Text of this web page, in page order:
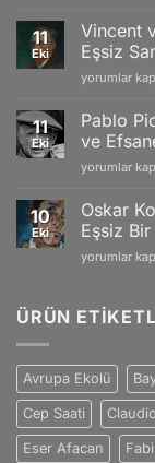
Editions
and
Swiss
Gücü
ve
Doğanın
Yansımaları
için
11
Eki
Vincent
Eşsiz
Vincent
Gogh:
Tutku
ve
Duygularla
Eşsiz
Sanat
Dünyası
için
yorumlar
11
Eki
Pablo
ve
Pablo
Sanat
Dünyasını
Değiştiren
Dahi
Yaratıcılık
yorumlar
10
Eki
Oskar
Eşsiz Bir
Oskar
Derinliklerle
Bir
Sanatçı
için
yorumlar
ÜRÜN
Avrupa Ekolü
Cep Saati
Eser Afacan